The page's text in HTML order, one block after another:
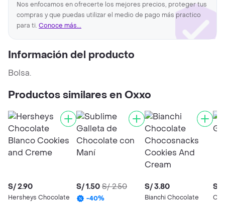
Nos enfocamos en ofrecerte los mejores precios, proteger tus
compras y que puedas utilizar el medio de pago más practico
para ti. Conoce más...
Información del producto
Bolsa.
Productos similares en Oxxo
S/ 2.90
Hersheys Chocolate
S/ 1.50 S/ 2.50
-40%
S/ 3.80
Bianchi Chocolate
S/